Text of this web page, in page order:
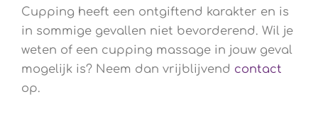
Cupping heeft een ontgiftend karakter en is
in sommige gevallen niet bevorderend. Wil je
weten of een cupping massage in jouw geval
mogelijk is? Neem dan vrijblijvend contact
op.